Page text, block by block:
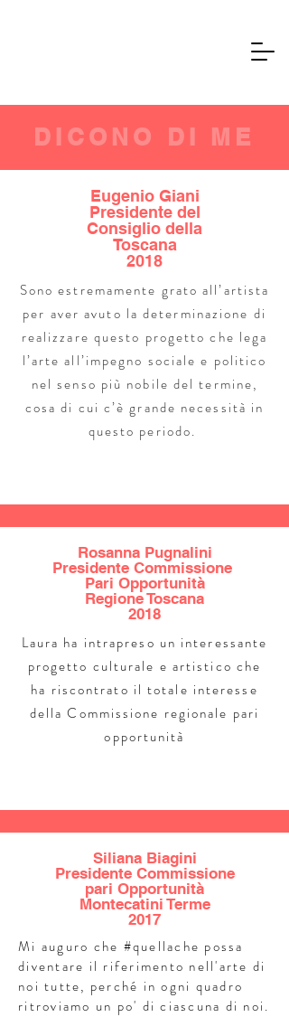
DICONO DI ME
Eugenio Giani
Presidente del
Consiglio della
Toscana
2018
Sono estremamente grato all’artista
per aver avuto la determinazione di
realizzare questo progetto che lega
l’arte all’impegno sociale e politico
nel senso più nobile del termine,
cosa di cui c’è grande necessità in
questo periodo.
Rosanna Pugnalini
Presidente Commissione
Pari Opportunità
Regione Toscana
2018
Laura ha intrapreso un interessante
progetto culturale e artistico che
ha riscontrato il totale interesse
della Commissione regionale pari
opportunità
Siliana Biagini
Presidente Commissione
pari Opportunità
Montecatini Terme
2017
Mi auguro che #quellache possa
diventare il riferimento nell'arte di
noi tutte, perché in ogni quadro
ritroviamo un po' di ciascuna di noi.